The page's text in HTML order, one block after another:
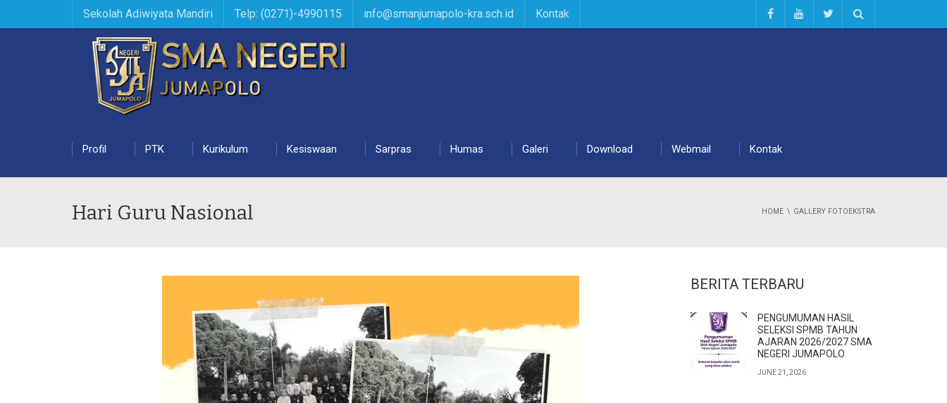
Sekolah Adiwiyata Mandiri Telp: (0271)-4990115 info@smanjumapolo-kra.sch.id Kontak
Profil PTK Kurikulum Kesiswaan Sarpras Humas Galeri Download Webmail Kontak
Hari Guru Nasional HOME GALLERY FOTOEKSTRA
BERITA TERBARU
PENGUMUMAN HASIL
SELEKSI SPMB TAHUN
AJARAN 2026/2027 SMA
NEGERI JUMAPOLO
JUNE 21, 2026